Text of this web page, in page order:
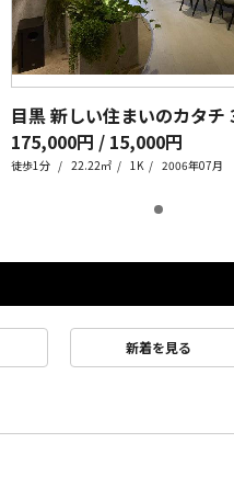
目黒 新しい住まいのカタチ
175,000円 / 15,000円
徒歩1分 22.22㎡ 1K 2006年07月
新着を見る